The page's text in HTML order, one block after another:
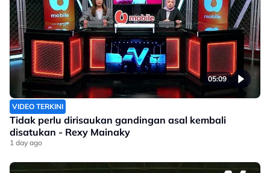
05:09
VIDEO TERKINI
Tidak perlu dirisaukan gandingan asal kembali
disatukan - Rexy Mainaky
1 day ago